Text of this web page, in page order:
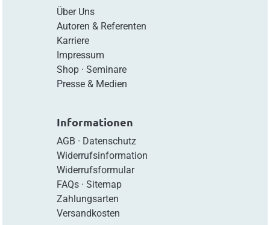
Über Uns
Autoren & Referenten
Karriere
Impressum
Shop· Seminare
Presse & Medien
Informationen
AGB · Datenschutz
Widerrufsinformation
Widerrufsformular
FAQs· Sitemap
Zahlungsarten
Versandkosten